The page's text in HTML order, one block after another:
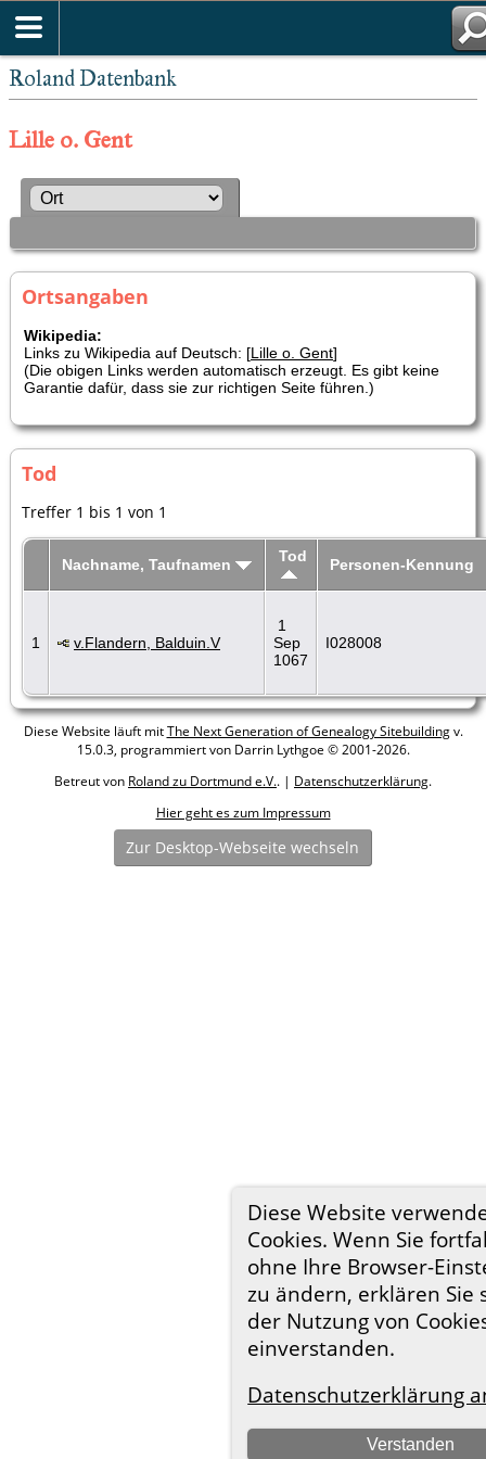
Roland Datenbank
Diese Website
Cookies. Wenn Sie
ohne Ihre Browser-
zu ändern, erklären Sie
der Nutzung von
einverstanden.
Datenschutzerklärung
Verstanden
Lille o. Gent
Ortsangaben
Wikipedia:
Links zu Wikipedia auf Deutsch: [Lille o. Gent]
(Die obigen Links werden automatisch erzeugt. Es gibt keine
Garantie dafür, dass sie zur richtigen Seite führen.)
Tod
Treffer 1 bis 1 von 1
Nachname, Taufnamen Tod Personen-Kennung
1 v.Flandern, Balduin.V
1
Sep
1067
I028008
Diese Website läuft mitThe Next Generation of Genealogy Sitebuildingv.
15.0.3, programmiert von Darrin Lythgoe © 2001-2026.
Betreut von Roland zu Dortmund e.V.. | Datenschutzerklärung.
Hier geht es zum Impressum
Zur Desktop-Webseite wechseln